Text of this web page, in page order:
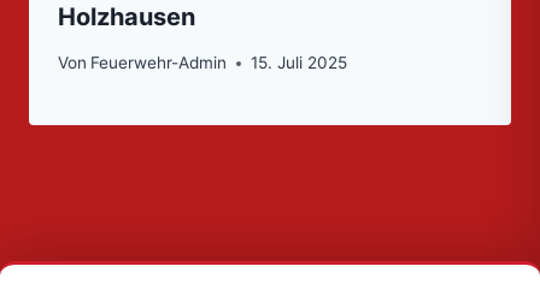
Holzhausen
Von Feuerwehr-Admin 15. Juli 2025